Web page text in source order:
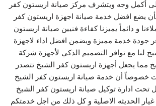
أكمل وجه ويتشرف مركز صيانة اريستون كفر
يضع افضل خدمة صيانة اجهزة اريستون كفر
و دائماً يميزنا كفاءة فنيين صيانة اريستون
جودة خدمة مميزة ويضمن افضل اداء لاجهزة
لنا مع توافر التصميم الذكي لأجهزة شركة
مما يجعل أجهزة اريستون كفر الشيخ تتصدر
خصوصاً أن خدمة صيانة اريستون كفر الشيخ
تحت ادارة توكيل صيانة اريستون كفر الشيخ
الحديثه الاصلية و كل ذلك من اجل خدمتكم